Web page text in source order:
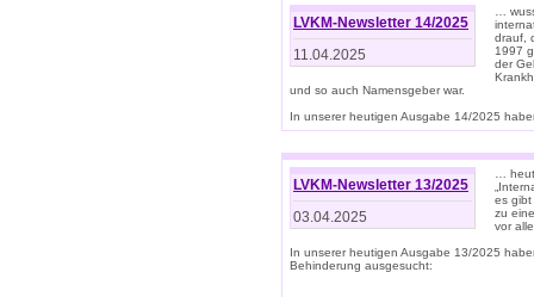
LVKM-Newsletter 14/2025
11.04.2025
…
drauf,
1997
der
und so auch Namensgeber war.
In unserer heutigen Ausgabe 14/2025
LVKM-Newsletter 13/2025
03.04.2025
…
es gibt
zu
vor
In unserer heutigen Ausgabe 13/2025
Behinderung ausgesucht: